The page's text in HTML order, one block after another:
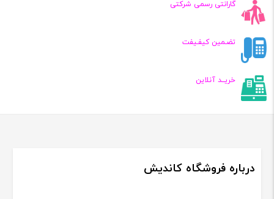
گارانتی رسمی شرکتی
تضـمین کیفـیفت
خریــد آنلاین
درباره فروشگاه کاندیش